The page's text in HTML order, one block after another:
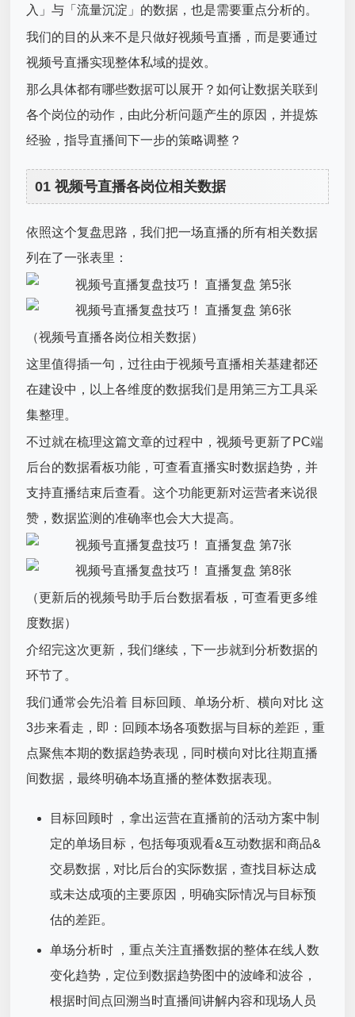
入」与「流量沉淀」的数据，也是需要重点分析的。
我们的目的从来不是只做好视频号直播，而是要通过
视频号直播实现整体私域的提效。
那么具体都有哪些数据可以展开？如何让数据关联到
各个岗位的动作，由此分析问题产生的原因，并提炼
经验，指导直播间下一步的策略调整？
01 视频号直播各岗位相关数据
依照这个复盘思路，我们把一场直播的所有相关数据
列在了一张表里：
（视频号直播各岗位相关数据）
这里值得插一句，过往由于视频号直播相关基建都还
在建设中，以上各维度的数据我们是用第三方工具采
集整理。
不过就在梳理这篇文章的过程中，视频号更新了PC端
后台的数据看板功能，可查看直播实时数据趋势，并
支持直播结束后查看。这个功能更新对运营者来说很
赞，数据监测的准确率也会大大提高。
（更新后的视频号助手后台数据看板，可查看更多维
度数据）
介绍完这次更新，我们继续，下一步就到分析数据的
环节了。
我们通常会先沿着 目标回顾、单场分析、横向对比 这
3步来看走，即：回顾本场各项数据与目标的差距，重
点聚焦本期的数据趋势表现，同时横向对比往期直播
间数据，最终明确本场直播的整体数据表现。
目标回顾时 ，拿出运营在直播前的活动方案中制
定的单场目标，包括每项观看&互动数据和商品&
交易数据，对比后台的实际数据，查找目标达成
或未达成项的主要原因，明确实际情况与目标预
估的差距。
单场分析时 ，重点关注直播数据的整体在线人数
变化趋势，定位到数据趋势图中的波峰和波谷，
根据时间点回溯当时直播间讲解内容和现场人员